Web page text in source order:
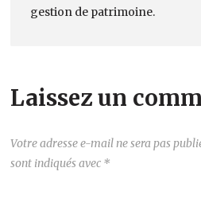
gestion de patrimoine.
Laissez un
Votre adresse e-mail ne sera pas
sont indiqués avec *